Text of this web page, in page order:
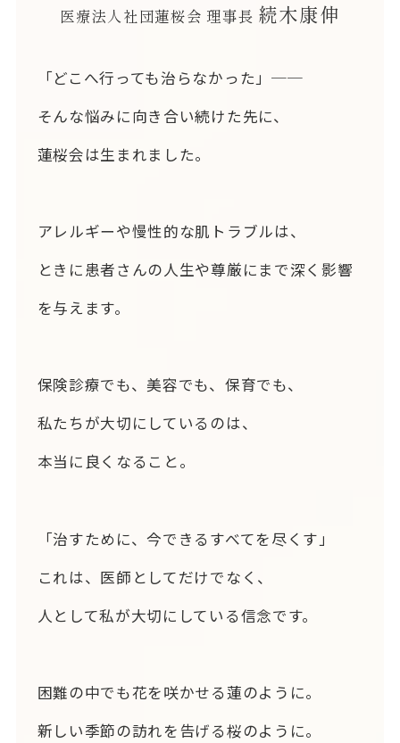
医療法人社団蓮桜会 理事長 続木康伸
「どこへ行っても治らなかった」──
そんな悩みに向き合い続けた先に、
蓮桜会は生まれました。
アレルギーや慢性的な肌トラブルは、
ときに患者さんの人生や尊厳にまで深く影響
を与えます。
保険診療でも、美容でも、保育でも、
私たちが大切にしているのは、
本当に良くなること。
「治すために、今できるすべてを尽くす」
これは、医師としてだけでなく、
人として私が大切にしている信念です。
困難の中でも花を咲かせる蓮のように。
新しい季節の訪れを告げる桜のように。